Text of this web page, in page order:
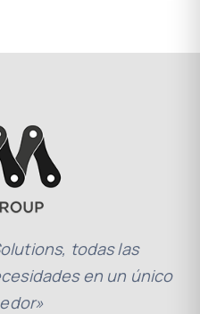
todas las
en un único